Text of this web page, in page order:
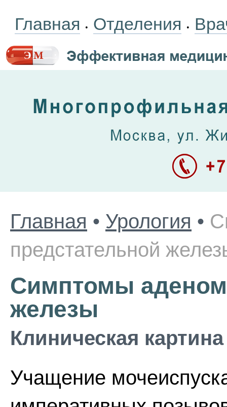
Главная • Отделения •
Главная • Урология •
предстательной
Симптомы
железы
Клиническая картина
Учащение